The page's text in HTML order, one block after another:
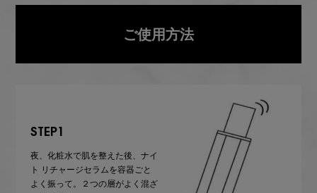
ご使用方法
STEP1
夜、化粧水で肌を整えた後、ナイ
ト リチャージセラムを容器ごと
よく振って。２つの層がよく混ざ